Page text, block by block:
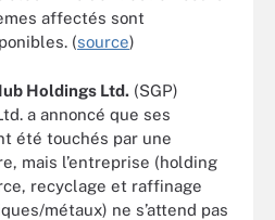
affectés sont
(source)
Holdings Ltd. (SGP)
a annoncé que ses
été touchés par une
mais l’entreprise (holding
recyclage et raffinage
métaux) ne s’attend pas